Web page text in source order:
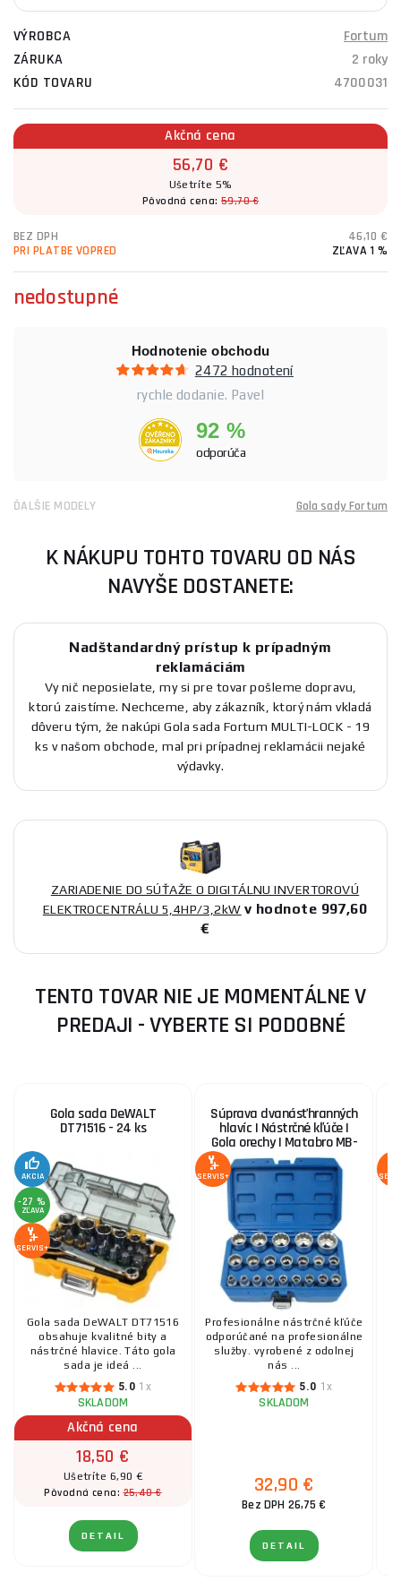
VÝROBCA
Fortum
ZÁRUKA
2 roky
KÓD TOVARU
4700031
Akčná cena
56,70 €
Ušetríte 5%
Pôvodná cena:59,70 €
BEZ DPH
46,10 €
PRI PLATBE VOPRED
ZĽAVA 1 %
nedostupné
Hodnotenie obchodu
2472 hodnotení
rychle dodanie. Pavel
92 %
odporúča
ĎALŠIE MODELY Gola sady Fortum
K NÁKUPU TOHTO TOVARU OD NÁS
NAVYŠE DOSTANETE:
Nadštandardný prístup k prípadným
reklamáciám
Vy nič neposielate, my si pre tovar pošleme dopravu,
ktorú zaistíme. Nechceme, aby zákazník, ktorý nám vkladá
dôveru tým, že nakúpi Gola sada Fortum MULTI-LOCK - 19
ks v našom obchode, mal pri prípadnej reklamácii nejaké
výdavky.
ZARIADENIE DO SÚŤAŽE O DIGITÁLNU INVERTOROVÚ
ELEKTROCENTRÁLU 5,4HP/3,2kW v hodnote 997,60
€
TENTO TOVAR NIE JE MOMENTÁLNE V
PREDAJI - VYBERTE SI PODOBNÉ
Gola sada DeWALT
DT71516 - 24 ks
AKCIA
-27 %
ZĽAVA
SERVIS+
Gola sada DeWALT DT71516
obsahuje kvalitné bity a
nástrčné hlavice. Táto gola
sada je ideá ...
5.0 1x
SKLADOM
Akčná cena
18,50 €
Ušetríte 6,90 €
Pôvodná cena:25,40 €
DETAIL
Súprava dvanásťhranných
hlavíc | Nástrčné kľúče |
Gola orechy | Matabro MB-
SOC01, 8 - 36 mm 1/2
SERVIS+
Profesionálne nástrčné kľúče
odporúčané na profesionálne
služby. vyrobené z odolnej
nás ...
5.0 1x
SKLADOM
32,90 €
Bez DPH 26,75 €
DETAIL